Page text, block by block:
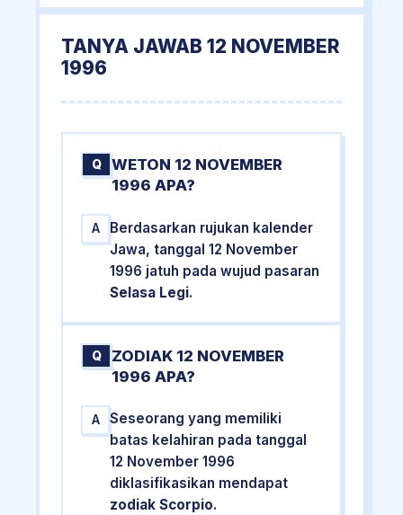
TANYA JAWAB 12 NOVEMBER
1996
Q
WETON 12 NOVEMBER
1996 APA?
A
Berdasarkan rujukan kalender
Jawa, tanggal 12 November
1996 jatuh pada wujud pasaran
Selasa Legi.
Q
ZODIAK 12 NOVEMBER
1996 APA?
A
Seseorang yang memiliki
batas kelahiran pada tanggal
12 November 1996
diklasifikasikan mendapat
zodiak Scorpio.